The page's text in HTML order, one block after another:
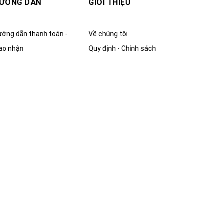
DẪN
dẫn thanh toán -
nhận
GIỚI THIỆU
Về chúng tôi
Quy định - Chính sách